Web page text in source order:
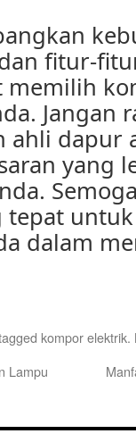
fitur-
memilih
Jangan
ahli dapur
yang
dalam
kompor elektrik.
Lampu